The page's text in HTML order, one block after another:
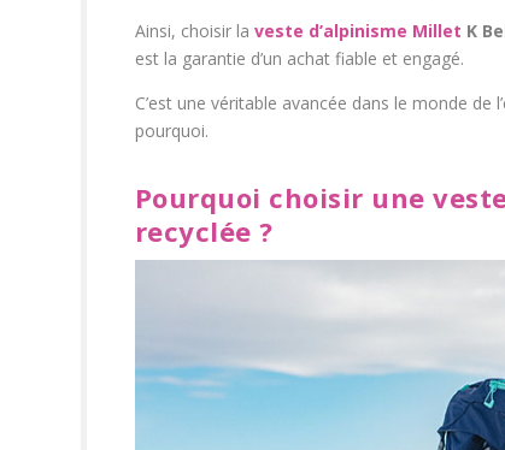
Ainsi, choisir la veste d’alpinisme Millet K
est la garantie d’un achat fiable et engagé.
C’est une véritable avancée dans le monde
pourquoi.
Pourquoi choisir une
recyclée ?